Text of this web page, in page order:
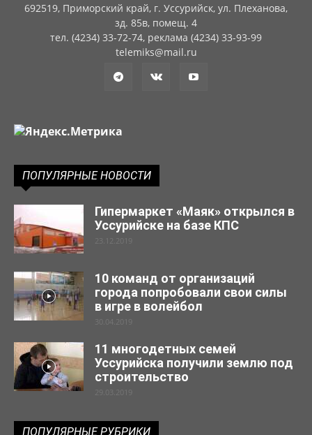
692519, Приморский край, г. Уссурийск, ул. Плеханова,
зд. 85в, помещ. 4
тел. (4234) 33-72-74, реклама (4234) 33-93-99
telemiks@mail.ru
ПОПУЛЯРНЫЕ НОВОСТИ
Гипермаркет «Маяк» открылся в
Уссурийске на базе КПС
23.12.2019
10 команд от организаций
города попробовали свои силы
в игре в волейбол
30.04.2019
11 многодетных семей
Уссурийска получили землю под
строительство
29.03.2019
ПОПУЛЯРНЫЕ РУБРИКИ